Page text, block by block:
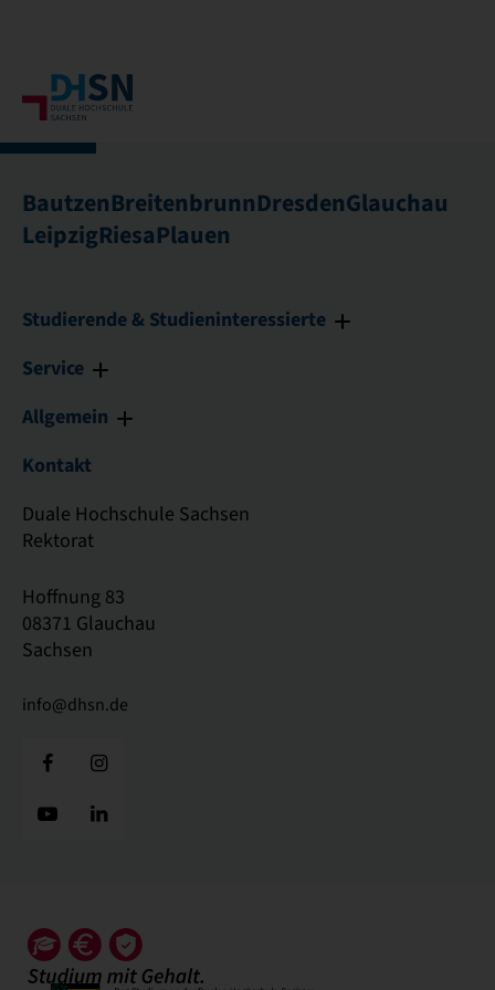
BautzenBreitenbrunnDresdenGlauchau
LeipzigRiesaPlauen
Studierende & Studieninteressierte
Service
Allgemein
Kontakt
Duale Hochschule Sachsen
Rektorat
Hoffnung 83
08371 Glauchau
Sachsen
info@dhsn.de